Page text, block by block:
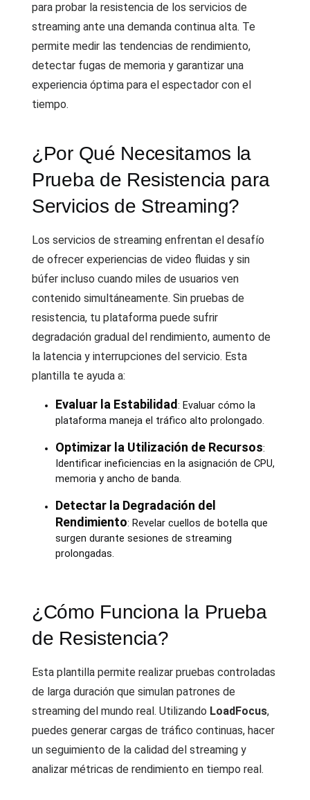
para probar la resistencia de los servicios de
streaming ante una demanda continua alta. Te
permite medir las tendencias de rendimiento,
detectar fugas de memoria y garantizar una
experiencia óptima para el espectador con el
tiempo.
¿Por Qué Necesitamos la
Prueba de Resistencia para
Servicios de Streaming?
Los servicios de streaming enfrentan el desafío
de ofrecer experiencias de video fluidas y sin
búfer incluso cuando miles de usuarios ven
contenido simultáneamente. Sin pruebas de
resistencia, tu plataforma puede sufrir
degradación gradual del rendimiento, aumento de
la latencia y interrupciones del servicio. Esta
plantilla te ayuda a:
Evaluar la Estabilidad : Evaluar cómo la
plataforma maneja el tráfico alto prolongado.
Optimizar la Utilización de Recursos:
Identificar ineficiencias en la asignación de CPU,
memoria y ancho de banda.
Detectar la Degradación del
Rendimiento: Revelar cuellos de botella que
surgen durante sesiones de streaming
prolongadas.
¿Cómo Funciona la Prueba
de Resistencia?
Esta plantilla permite realizar pruebas controladas
de larga duración que simulan patrones de
streaming del mundo real. Utilizando LoadFocus,
puedes generar cargas de tráfico continuas, hacer
un seguimiento de la calidad del streaming y
analizar métricas de rendimiento en tiempo real.